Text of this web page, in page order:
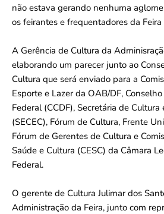
não estava gerando nenhuma
os feirantes e frequentadores da
A Gerência de Cultura da
elaborando um parecer junto ao
Cultura que será enviado para a
Esporte e Lazer da OAB/DF,
Federal (CCDF), Secretária de Cultura
(SECEC), Fórum de Cultura, Frente
Fórum de Gerentes de Cultura e
Saúde e Cultura (CESC) da Câmara
Federal.
O gerente de Cultura Julimar dos
Administração da Feira, junto com